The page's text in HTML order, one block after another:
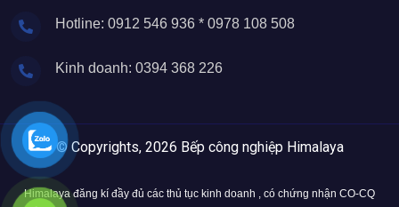
Hotline: 0912 546 936 * 0978 108 508
Kinh doanh: 0394 368 226
© Copyrights, 2026 Bếp công nghiệp Himalaya
Himalaya đăng kí đầy đủ các thủ tục kinh doanh , có chứng nhận CO-CQ